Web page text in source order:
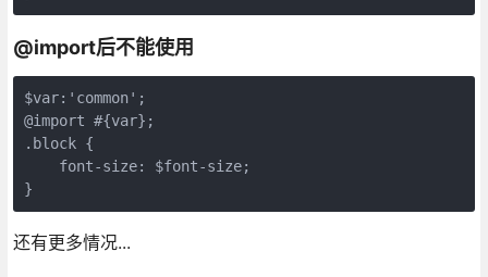
@import后不能使用
$var:'common';
@import #{var};
.block {
    font-size: $font-size;
还有更多情况...